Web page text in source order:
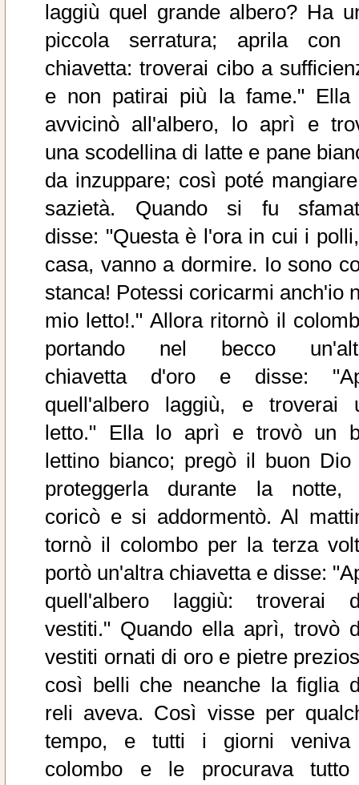
laggiù quel grande albero? Ha
piccola serratura; aprila con
chiavetta: troverai cibo a
e non patirai più la fame." Ella
avvicinò all'albero, lo aprì e
una scodellina di latte e pane
da inzuppare; così poté
sazietà. Quando si fu
disse: "Questa è l'ora in cui i
casa, vanno a dormire. Io sono
stanca! Potessi coricarmi anch'io
mio letto!." Allora ritornò il
portando nel becco
chiavetta d'oro e disse:
quell'albero laggiù, e troverai
letto." Ella lo aprì e trovò un
lettino bianco; pregò il buon Dio
proteggerla durante la notte,
coricò e si addormentò. Al
tornò il colombo per la terza
portò un'altra chiavetta e disse:
quell'albero laggiù: troverai
vestiti." Quando ella aprì, trovò
vestiti ornati di oro e pietre
così belli che neanche la figlia
reli aveva. Così visse per
tempo, e tutti i giorni
colombo e le procurava